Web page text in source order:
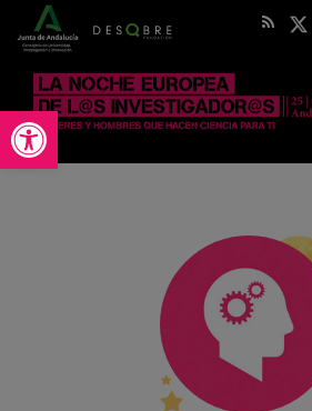
Abrir barra de herramientas